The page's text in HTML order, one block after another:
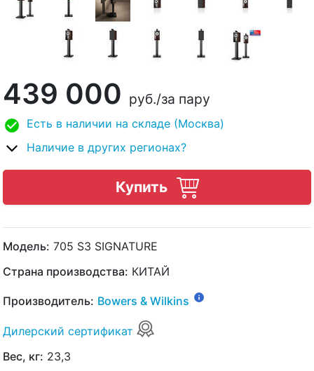
439 000 руб./за пару
Есть в наличии на складе (Москва)
Наличие в других регионах?
Купить
Модель: 705 S3 SIGNATURE
Страна производства: КИТАЙ
Производитель: Bowers & Wilkins
Дилерский сертификат
Вес, кг: 23,3